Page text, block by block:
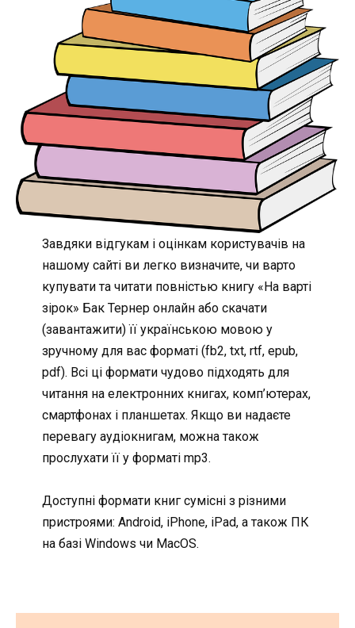
Завдяки відгукам і оцінкам користувачів на
нашому сайті ви легко визначите, чи варто
купувати та читати повністью книгу «На варті
зірок» Бак Тернер онлайн або скачати
(завантажити) її українською мовою у
зручному для вас форматі (fb2, txt, rtf, epub,
pdf). Всі ці формати чудово підходять для
читання на електронних книгах, комп’ютерах,
смартфонах і планшетах. Якщо ви надаєте
перевагу аудіокнигам, можна також
прослухати її у форматі mp3.
Доступні формати книг сумісні з різними
пристроями: Android, iPhone, iPad, а також ПК
на базі Windows чи MacOS.